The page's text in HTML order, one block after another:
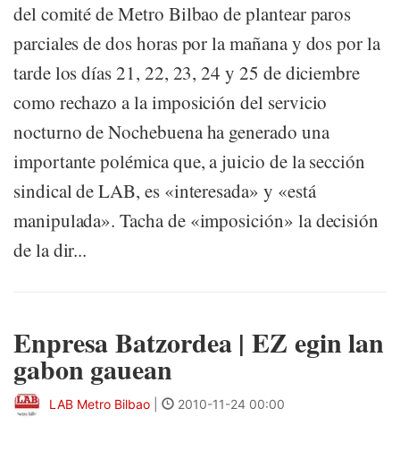
del comité de Metro Bilbao de plantear paros
parciales de dos horas por la mañana y dos por la
tarde los días 21, 22, 23, 24 y 25 de diciembre
como rechazo a la imposición del servicio
nocturno de Nochebuena ha generado una
importante polémica que, a juicio de la sección
sindical de LAB, es «interesada» y «está
manipulada». Tacha de «imposición» la decisión
de la dir...
Enpresa Batzordea | EZ egin lan
gabon gauean
LAB Metro Bilbao 2010-11-24 00:00